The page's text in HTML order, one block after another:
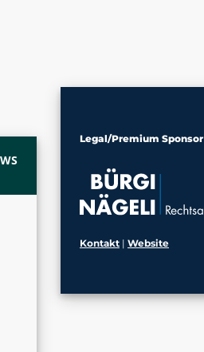
Legal/Premium Sponsor
Kontakt | Website